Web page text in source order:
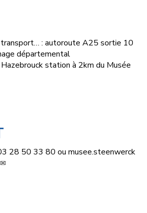
: autoroute A25 sortie 10
départemental
station à 2km du Musée
28 50 33 80 ou musee.steenwerck